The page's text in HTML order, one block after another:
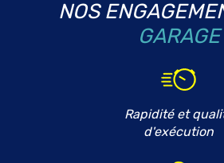
NOS
GARAGE
Rapidité et
d'exécution